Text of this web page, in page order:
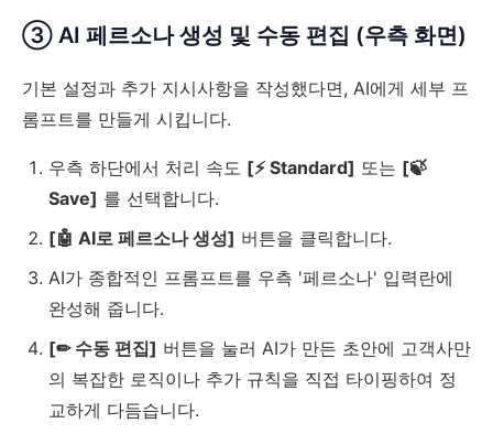
③ AI 페르소나 생성 및 수동 편집 (우측 화면)
기본 설정과 추가 지시사항을 작성했다면, AI에게 세부 프
롬프트를 만들게 시킵니다.
우측 하단에서 처리 속도 [⚡ Standard] 또는 [🍃
Save] 를 선택합니다.
[🤖 AI로 페르소나 생성] 버튼을 클릭합니다.
AI가 종합적인 프롬프트를 우측 '페르소나' 입력란에
완성해 줍니다.
[✏ 수동 편집] 버튼을 눌러 AI가 만든 초안에 고객사만
의 복잡한 로직이나 추가 규칙을 직접 타이핑하여 정
교하게 다듬습니다.